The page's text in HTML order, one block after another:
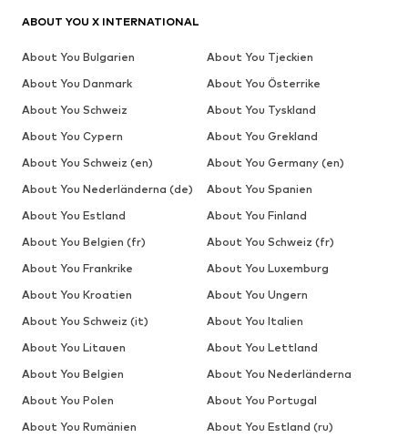
ABOUT YOU X INTERNATIONAL
About You Bulgarien
About You Tjeckien
About You Danmark
About You Österrike
About You Schweiz
About You Tyskland
About You Cypern
About You Grekland
About You Schweiz (en)
About You Germany (en)
About You Nederländerna (de)
About You Spanien
About You Estland
About You Finland
About You Belgien (fr)
About You Schweiz (fr)
About You Frankrike
About You Luxemburg
About You Kroatien
About You Ungern
About You Schweiz (it)
About You Italien
About You Litauen
About You Lettland
About You Belgien
About You Nederländerna
About You Polen
About You Portugal
About You Rumänien
About You Estland (ru)